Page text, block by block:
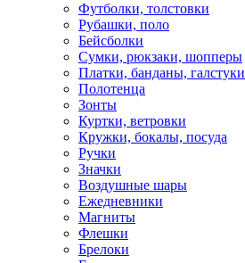
Футболки, толстовки
Рубашки, поло
Бейсболки
Cумки, рюкзаки, шопперы
Платки, банданы, галстуки
Полотенца
Зонты
Куртки, ветровки
Кружки, бокалы, посуда
Ручки
Значки
Воздушные шары
Ежедневники
Магниты
Флешки
Брелоки